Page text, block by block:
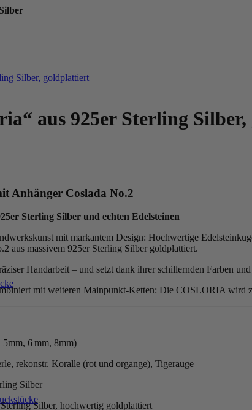
aus 925er Sterling
Anhänger Coslada No.2
Sterling Silber und echten Edelsteinen
mit markantem Design: Hochwertige
aus massivem 925er Sterling Silber goldplattiert.
Handarbeit – und setzt dank ihrer schillernden Farben
mit weiteren Mainpunkt-Ketten: Die COSLORIA wird
6 mm, 8mm)
rekonstr. Koralle (rot und organge), Tigerauge
Silber
Silber, hochwertig goldplattiert